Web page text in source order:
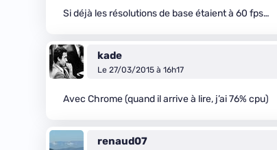
Si déjà les résolutions de base étaient à 60 fps…
kade
Le 27/03/2015 à 16h17
Avec Chrome (quand il arrive à lire, j’ai 76% cpu)
renaud07